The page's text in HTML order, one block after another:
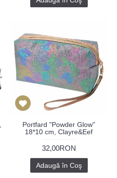
Portfard "Powder Glow"
18*10 cm, Clayre&Eef
32,00RON
Adaugă în Coş